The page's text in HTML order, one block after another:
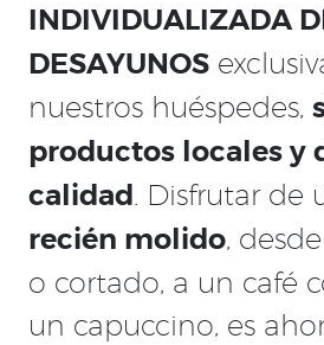
INDIVIDUALIZADA
DESAYUNOS
nuestros huéspedes,
productos locales y
calidad . Disfrutar de
recién molido,
o cortado, a un café
un capuccino, es